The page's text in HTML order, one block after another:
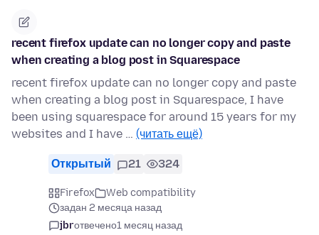
recent firefox update can no longer copy and paste
when creating a blog post in Squarespace
recent firefox update can no longer copy and paste
when creating a blog post in Squarespace, I have
been using squarespace for around 15 years for my
websites and I have … (читать ещё)
Открытый 21 324
Firefox
Web compatibility
задан 2 месяца назад
jbrотвечено1 месяц назад